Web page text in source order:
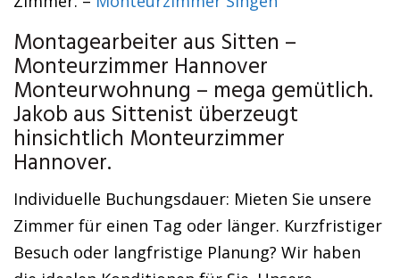
Montagearbeiter aus Sitten –
Monteurzimmer Hannover
Monteurwohnung – mega gemütlich.
Jakob aus Sittenist überzeugt
hinsichtlich Monteurzimmer
Hannover.
Individuelle Buchungsdauer: Mieten Sie unsere
Zimmer für einen Tag oder länger. Kurzfristiger
Besuch oder langfristige Planung? Wir haben